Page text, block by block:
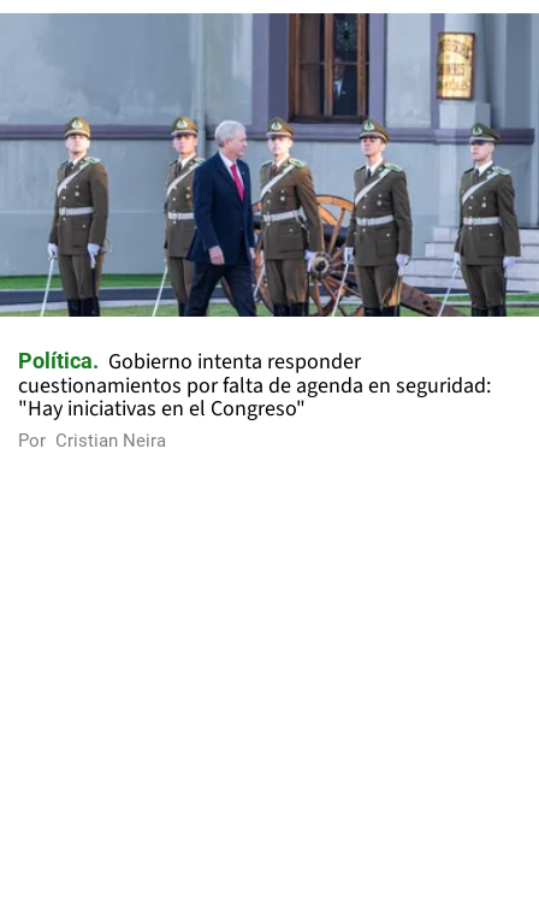
Política
Gobierno intenta responder
cuestionamientos por falta de agenda en seguridad:
"Hay iniciativas en el Congreso"
Por Cristian Neira